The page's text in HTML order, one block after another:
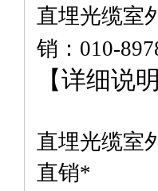
直埋光缆室
销：010-
【详细说
直埋光缆室
直销*